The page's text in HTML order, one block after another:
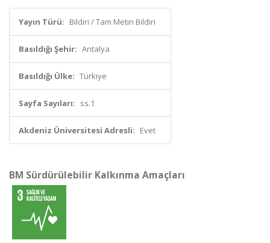
Yayın Türü: Bildiri / Tam Metin Bildiri
Basıldığı Şehir: Antalya
Basıldığı Ülke: Türkiye
Sayfa Sayıları: ss.1
Akdeniz Üniversitesi Adresli: Evet
BM Sürdürülebilir Kalkınma Amaçları